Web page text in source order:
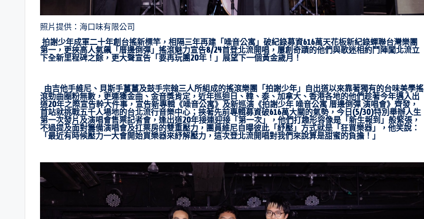
照片提供：海口味有限公司
拍謝少年成軍二十年創台搖新標竿，相隔三年再建「噪音公寓」破紀錄募資616萬天花板新紀錄蟬聯台灣樂團
第一，更挾高人氣飆「厝邊倒彈」搖滾魅力宣告8/24首登北流開唱，屢創奇蹟的他們與歌迷相約鬥陣闖北流立
下全新里程碑之餘，更大聲宣告「要再玩團20年！」展望下一個黃金歲月！
由吉他手維尼、貝斯手薑薑及鼓手宗翰三人所組成的搖滾樂團「拍謝少年」自出道以來靠著獨有的台味美學搖
滾勁曲圈粉無數，更連獲金曲、金音獎肯定，近年巡迴日、韓、泰、加拿大、香港各地的他們趁著今年邁入出
道20年之際宣告幹大件事，宣告新專輯《噪音公寓》及新巡演《拍謝少年 噪音公寓 厝邊倒彈 演唱會》齊發，
首站就挑戰五千人場地的台北流行音樂中心；挾著先前專輯募資破616萬大關的氣勢，今日(5/30)特別舉辦人生
第一次發片及演唱會售票記者會，逢出道20年接連迎接「第一次」，他們打趣形容像是「新生報到」般緊張，
不過提及面對籌備演唱會及扛票房的雙重壓力，團員維尼自曝彼此「紓壓」方式就是「狂買樂器」，他笑說：
「最近有時候壓力一大會開始買樂器來紓解壓力，這次登北流開唱對我們來說算是甜蜜的負擔！」